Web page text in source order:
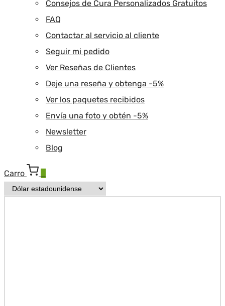
Consejos de Cura Personalizados Gratuitos
FAQ
Contactar al servicio al cliente
Seguir mi pedido
Ver Reseñas de Clientes
Deje una reseña y obtenga -5%
Ver los paquetes recibidos
Envía una foto y obtén -5%
Newsletter
Blog
Carro